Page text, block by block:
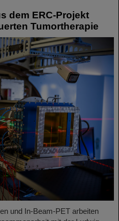
dem ERC-Projekt
Tumortherapie
und In-Beam-PET arbeiten